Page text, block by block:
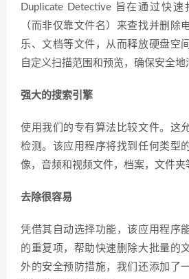
Duplicate Detective 旨在通过快
（而非仅靠文件名）来查找并删除
乐、文档等文件，从而释放硬盘空
自定义扫描范围和预览，确保安全地
强大的搜索引擎
使用我们的专有算法比较文件。这
检测。该应用程序将找到任何类型
像，音频和视频文件，档案，文件夹
去除很容易
凭借其自动选择功能，该应用程序
的重复项，帮助快速删除大批量的
外的安全预防措施，我们还添加了